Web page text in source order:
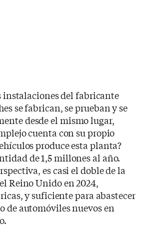
instalaciones del fabricante
se fabrican, se prueban y se
desde el mismo lugar,
cuenta con su propio
produce esta planta?
de 1,5 millones al año.
es casi el doble de la
Reino Unido en 2024,
y suficiente para abastecer
de automóviles nuevos en